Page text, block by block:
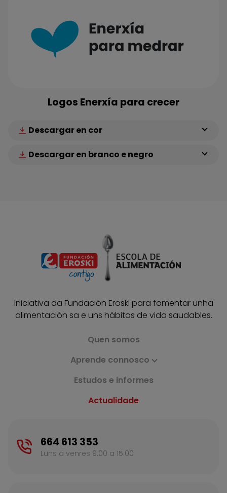
Logos Enerxía para crecer
Descargar en cor
Descargar en branco e negro
Iniciativa da Fundación Eroski para fomentar unha
alimentación sa e uns hábitos de vida saudables.
Quen somos
Aprende connosco
Estudos e informes
Actualidade
664 613 353
Luns a venres 9.00 a 15.00